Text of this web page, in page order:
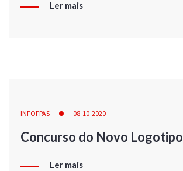
Ler mais
INFOFPAS 08-10-2020
Concurso do Novo Logotipo
Ler mais